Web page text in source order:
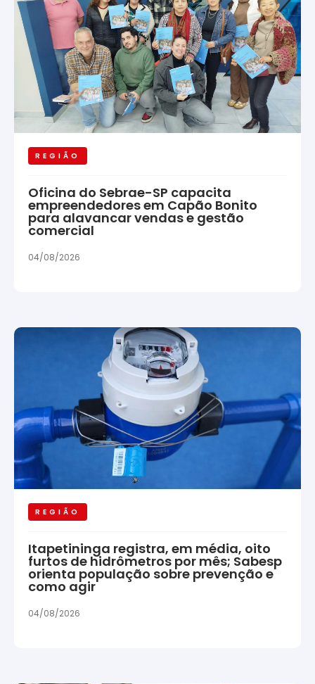
REGIÃO
Oficina do Sebrae-SP capacita
empreendedores em Capão Bonito
para alavancar vendas e gestão
comercial
04/08/2026
REGIÃO
Itapetininga registra, em média, oito
furtos de hidrômetros por mês; Sabesp
orienta população sobre prevenção e
como agir
04/08/2026